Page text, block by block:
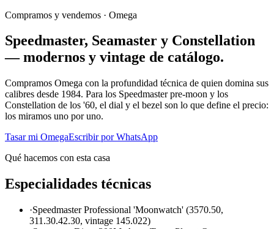
Compramos y vendemos · Omega
Speedmaster, Seamaster y Constellation
— modernos y vintage de catálogo.
Compramos Omega con la profundidad técnica de quien domina sus
calibres desde 1984. Para los Speedmaster pre-moon y los
Constellation de los '60, el dial y el bezel son lo que define el precio:
los miramos uno por uno.
Tasar mi OmegaEscribir por WhatsApp
Qué hacemos con esta casa
Especialidades técnicas
·Speedmaster Professional 'Moonwatch' (3570.50,
311.30.42.30, vintage 145.022)